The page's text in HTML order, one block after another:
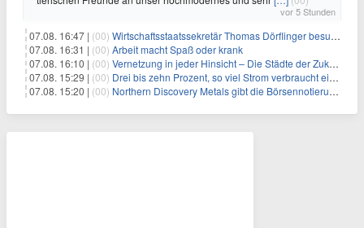
vor 5 Stunden
07.08. 16:47 | (00) Wirtschaftsstaatssekretär Thomas Dörflinger besucht Handwerksbetrieb im Kammerbezirk Freiburg
07.08. 16:31 | (00) Arbeit macht Spaß oder krank
07.08. 16:10 | (00) Vernetzung in jeder Hinsicht – Die Städte der Zukunft sind grün-blau
07.08. 15:29 | (00) Drei bis zehn Prozent, so viel Strom verbraucht ein Aufzug im Gebäude
07.08. 15:20 | (00) Northern Discovery Metals gibt die Börsennotierung an der Frankfurter Wertpapierbörse bekannt